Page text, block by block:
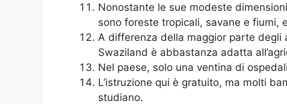
Nonostante le sue modeste
sono foreste tropicali, savane e fiumi,
A differenza della maggior parte
Swaziland è abbastanza adatta
Nel paese, solo una ventina di
L’istruzione qui è gratuito, ma molti
studiano.